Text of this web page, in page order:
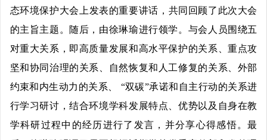
态环境保护大会 上 发表的重要讲话 ， 共同回顾了此次大会
的主旨主题。随后，由徐琳瑜进行领学。与会人员围绕五
对重大关系，即高质量发展和高水平保护的关系、重点攻
坚和协同治理的关系、自然恢复和人工修复的关系、外部
约束和内生动力的关系、
“双碳”承诺和自主行动的关系进
行学习研讨，结合环境学科发展特点、优势以及自身在教
学科研过程中的经历进行了发言，并分享心得感悟。最